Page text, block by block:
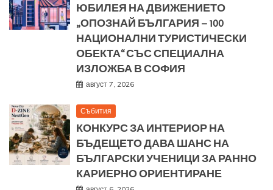
ЮБИЛЕЯ НА ДВИЖЕНИЕТО
„ОПОЗНАЙ БЪЛГАРИЯ – 100
НАЦИОНАЛНИ ТУРИСТИЧЕСКИ
ОБЕКТА“ СЪС СПЕЦИАЛНА
ИЗЛОЖБА В СОФИЯ
август 7, 2026
Събития
КОНКУРС ЗА ИНТЕРИОР НА
БЪДЕЩЕТО ДАВА ШАНС НА
БЪЛГАРСКИ УЧЕНИЦИ ЗА РАННО
КАРИЕРНО ОРИЕНТИРАНЕ